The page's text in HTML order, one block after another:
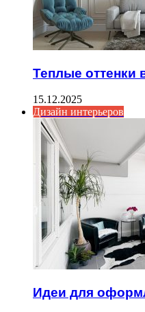
Теплые оттенки
15.12.2025
Дизайн интерьеров
Идеи для